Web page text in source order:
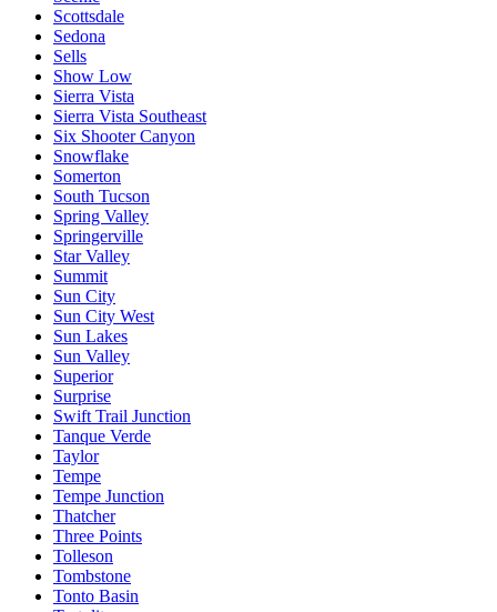
Scottsdale
Sedona
Sells
Show Low
Sierra Vista
Sierra Vista Southeast
Six Shooter Canyon
Snowflake
Somerton
South Tucson
Spring Valley
Springerville
Star Valley
Summit
Sun City
Sun City West
Sun Lakes
Sun Valley
Superior
Surprise
Swift Trail Junction
Tanque Verde
Taylor
Tempe
Tempe Junction
Thatcher
Three Points
Tolleson
Tombstone
Tonto Basin